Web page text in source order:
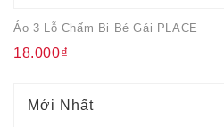
Áo 3 Lỗ Chấm Bi Bé Gái PLACE
18.000₫
Mới Nhất